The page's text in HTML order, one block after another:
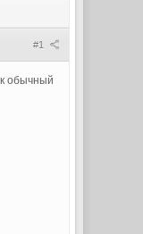
#1
обычный